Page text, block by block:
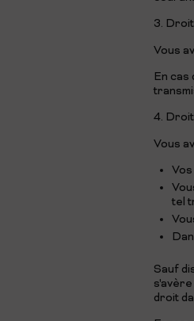
3.
Vous
En
4. Droit
Vous
tel
Sauf
droit